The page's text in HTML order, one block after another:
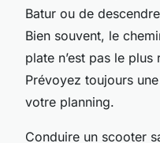
Batur ou de
Bien souvent, le
plate n’est pas le
Prévoyez toujours
votre planning.
Conduire un scooter